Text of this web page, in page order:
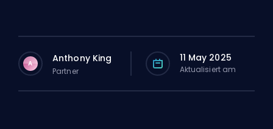
A Anthony King
Partner
11 May 2025
Aktualisiert am